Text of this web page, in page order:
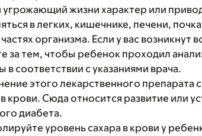
угрожающий жизни характер или
в легких, кишечнике, печени,
организма. Если у вас
за тем, чтобы ребенок проходил
в соответствии с указаниями врача.
этого лекарственного
в крови. Сюда относится развитие или
диабета.
уровень сахара в крови у